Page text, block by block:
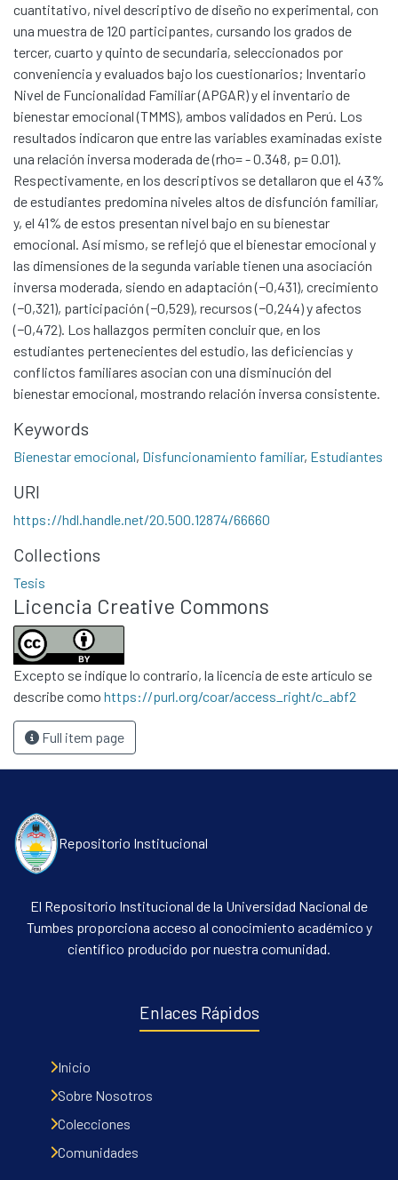
All of DSpace
Contacto
Políticas
cuantitativo, nivel descriptivo de diseño no experimental, con
una muestra de 120 participantes, cursando los grados de
tercer, cuarto y quinto de secundaria, seleccionados por
conveniencia y evaluados bajo los cuestionarios; Inventario
Nivel de Funcionalidad Familiar (APGAR) y el inventario de
bienestar emocional (TMMS), ambos validados en Perú. Los
resultados indicaron que entre las variables examinadas existe
una relación inversa moderada de (rho= - 0.348, p= 0.01).
Respectivamente, en los descriptivos se detallaron que el 43%
de estudiantes predomina niveles altos de disfunción familiar,
y, el 41% de estos presentan nivel bajo en su bienestar
emocional. Así mismo, se reflejó que el bienestar emocional y
las dimensiones de la segunda variable tienen una asociación
inversa moderada, siendo en adaptación (−0,431), crecimiento
(−0,321), participación (−0,529), recursos (−0,244) y afectos
(−0,472). Los hallazgos permiten concluir que, en los
estudiantes pertenecientes del estudio, las deficiencias y
conflictos familiares asocian con una disminución del
bienestar emocional, mostrando relación inversa consistente.
Keywords
Bienestar emocional, Disfuncionamiento familiar, Estudiantes
URI
https://hdl.handle.net/20.500.12874/66660
Collections
Tesis
Licencia Creative Commons
Excepto se indique lo contrario, la licencia de este artículo se
describe como https://purl.org/coar/access_right/c_abf2
Full item page
Repositorio Institucional
El Repositorio Institucional de la Universidad Nacional de
Tumbes proporciona acceso al conocimiento académico y
científico producido por nuestra comunidad.
Enlaces Rápidos
Inicio
Sobre Nosotros
Colecciones
Comunidades